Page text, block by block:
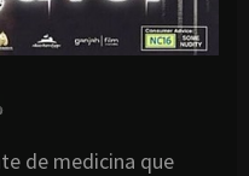
de medicina que